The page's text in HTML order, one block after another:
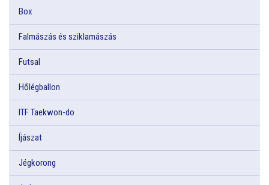
Box
Falmászás és sziklamászás
Futsal
Hőlégballon
ITF Taekwon-do
Íjászat
Jégkorong